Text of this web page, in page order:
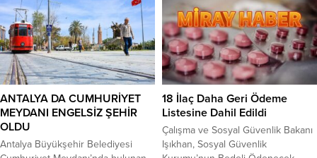
MERSİN (İGFA) – Çocukların kent
yönetimine fikirleriyle katkı
sunduğu toplantı, Meclis Başkanı
Meriç Yeşilçayır, Katip Efe
Dokuzoğlu ve Yardımcı Katip
Ayşegül Ece Erol’un başkanlığında
yapıldı. Toplantıda önceki tutanak
özetinin okunmasının ardından...
Muratpaşa’da parkların yüzde
66’sında akıllı sulamaya geçilmiş
oldu. ANTALYA (İGFA) – Yenilikçi ve
inovatif çözümleriyle ön plana çıkan
Muratpaşa Belediyesi,
sürdürülebilir akıllı şehircilik
çalışmaları kapsamında 2022
yılında...
ANTALYA DA CUMHURİYET
MEYDANI ENGELSİZ ŞEHİR
OLDU
Antalya Büyükşehir Belediyesi
18 İlaç Daha Geri Ödeme
Listesine Dahil Edildi
Çalışma ve Sosyal Güvenlik Bakanı
Işıkhan, Sosyal Güvenlik